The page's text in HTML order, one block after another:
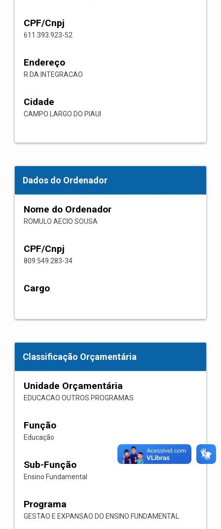
CPF/Cnpj
611.393.923-52
Endereço
R DA INTEGRACAO
Cidade
CAMPO LARGO DO PIAUI
Dados do Ordenador
Nome do Ordenador
ROMULO AECIO SOUSA
CPF/Cnpj
809.549.283-34
Cargo
Classificação Orçamentária
Unidade Orçamentária
EDUCACAO OUTROS PROGRAMAS
Função
Educação
Sub-Função
Ensino Fundamental
Programa
GESTAO E EXPANSAO DO ENSINO FUNDAMENTAL